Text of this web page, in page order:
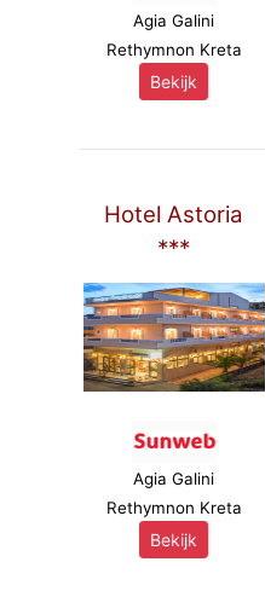
Agia Galini
Rethymnon Kreta
Bekijk
Hotel Astoria
***
Agia Galini
Rethymnon Kreta
Bekijk